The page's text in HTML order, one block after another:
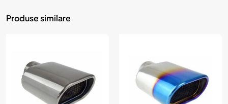
Produse similare